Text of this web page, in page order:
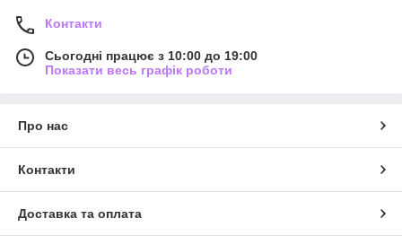
Контакти
Сьогодні працює з 10:00 до 19:00
Показати весь графік роботи
Про нас
Контакти
Доставка та оплата